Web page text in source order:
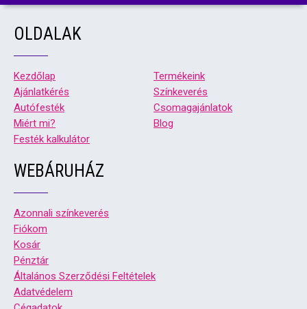
OLDALAK
Kezdőlap
Termékeink
Ajánlatkérés
Színkeverés
Autófesték
Csomagajánlatok
Miért mi?
Blog
Festék kalkulátor
WEBÁRUHÁZ
Azonnali színkeverés
Fiókom
Kosár
Pénztár
Általános Szerződési Feltételek
Adatvédelem